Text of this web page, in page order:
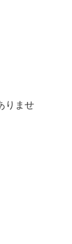
りませ